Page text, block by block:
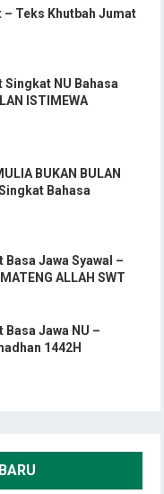
– Teks Khutbah Jumat
Singkat NU Bahasa
ISTIMEWA
BUKAN BULAN
Bahasa
Jawa Syawal –
ALLAH SWT
Basa Jawa NU –
1442H